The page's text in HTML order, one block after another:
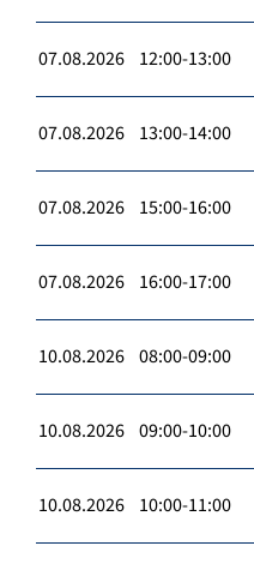
07.08.2026 12:00-13:00
07.08.2026 13:00-14:00
07.08.2026 15:00-16:00
07.08.2026 16:00-17:00
10.08.2026 08:00-09:00
10.08.2026 09:00-10:00
10.08.2026 10:00-11:00